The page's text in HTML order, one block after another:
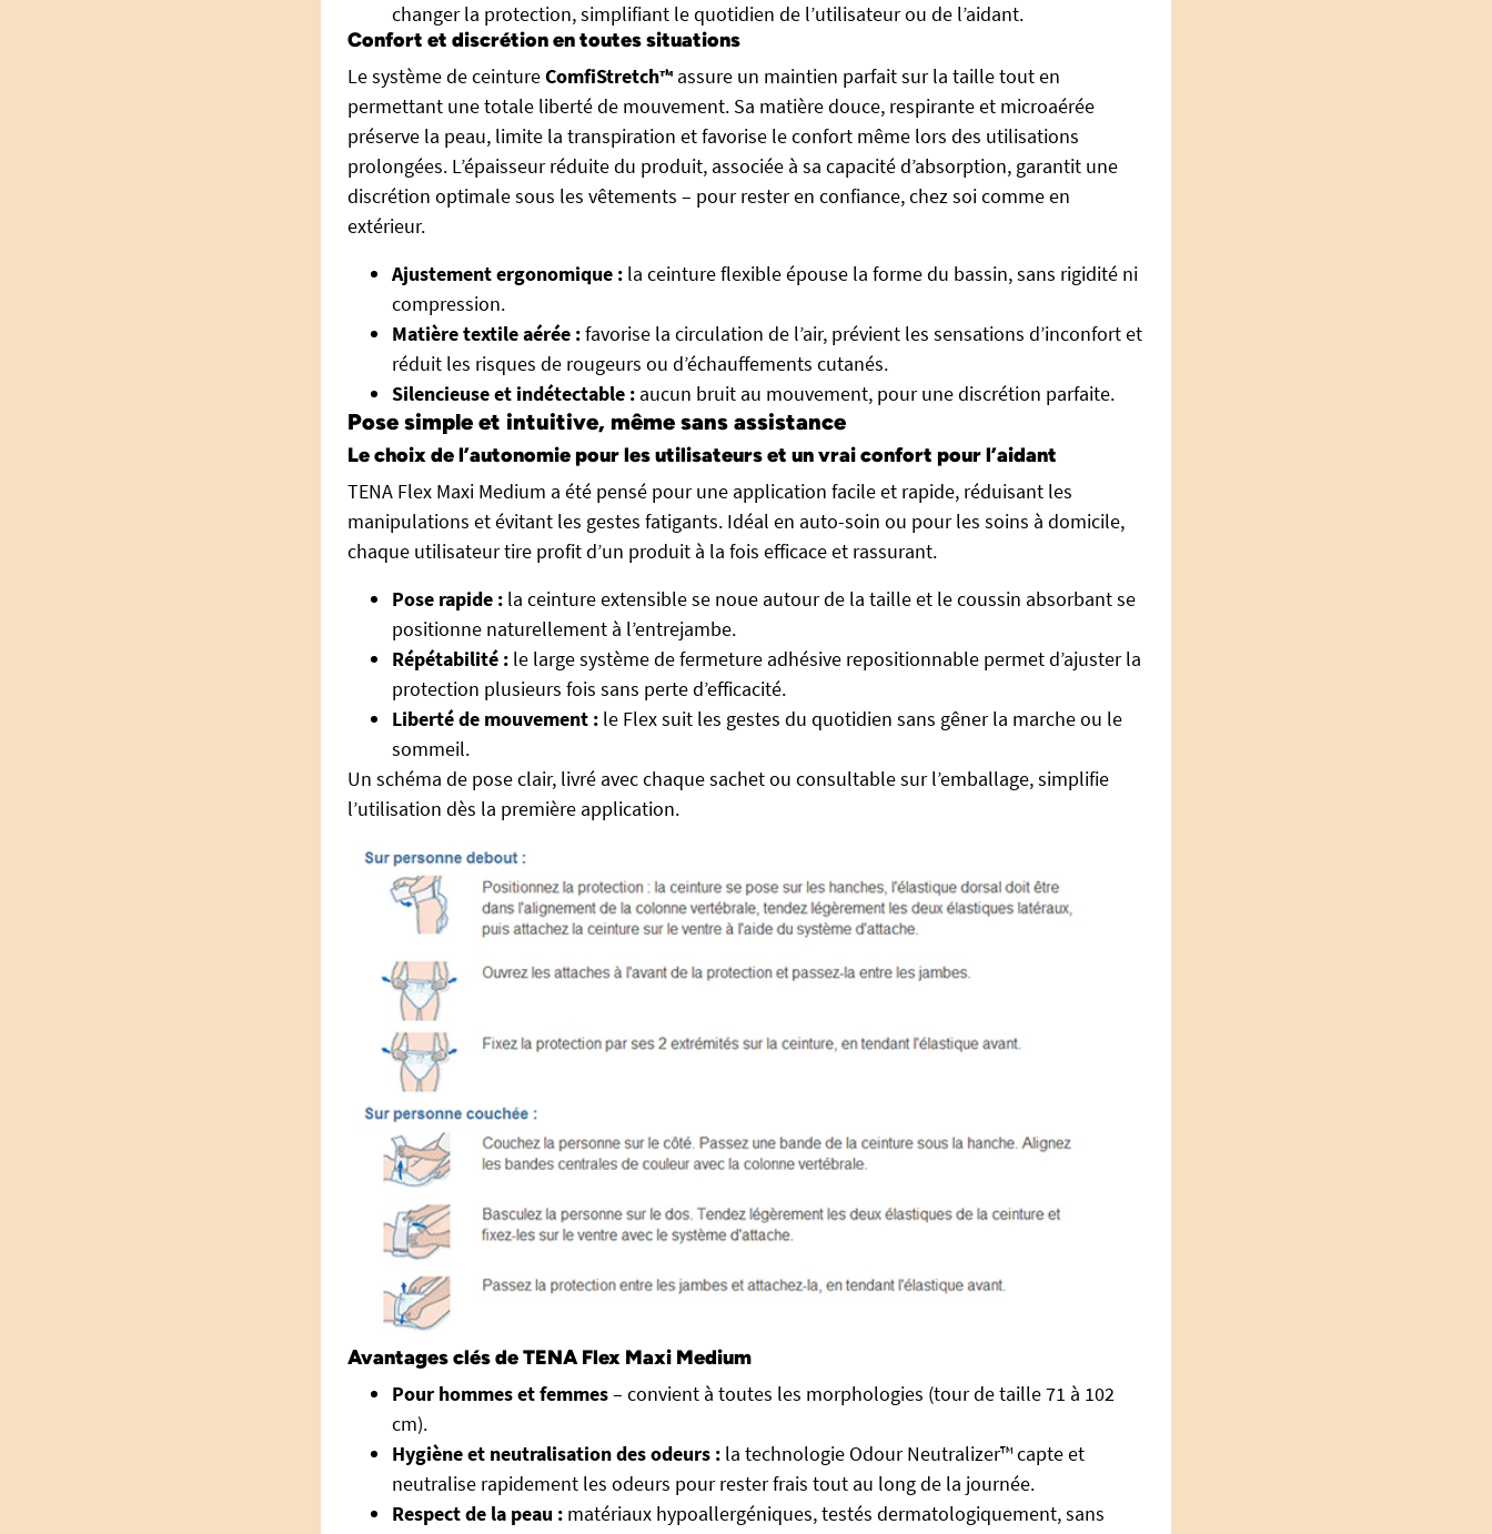
changer la protection, simplifiant le quotidien de l’utilisateur ou de l’aidant.
Confort et discrétion en toutes situations
Le système de ceintureComfiStretch™ assure un maintien parfait sur la taille tout en
permettant une totale liberté de mouvement. Sa matière douce, respirante et microaérée
préserve la peau, limite la transpiration et favorise le confort même lors des utilisations
prolongées. L’épaisseur réduite du produit, associée à sa capacité d’absorption, garantit une
discrétion optimale sous les vêtements – pour rester en confiance, chez soi comme en
extérieur.
Ajustement ergonomique : la ceinture flexible épouse la forme du bassin, sans rigidité ni
compression.
Matière textile aérée :favorise la circulation de l’air, prévient les sensations d’inconfort et
réduit les risques de rougeurs ou d’échauffements cutanés.
Silencieuse et indétectable : aucun bruit au mouvement, pour une discrétion parfaite.
Pose simple et intuitive, même sans assistance
Le choix de l’autonomie pour les utilisateurs et un vrai confort pour l’aidant
TENA Flex Maxi Medium a été pensé pour une application facile et rapide, réduisant les
manipulations et évitant les gestes fatigants. Idéal en auto-soin ou pour les soins à domicile,
chaque utilisateur tire profit d’un produit à la fois efficace et rassurant.
Pose rapide : la ceinture extensible se noue autour de la taille et le coussin absorbant se
positionne naturellement à l’entrejambe.
Répétabilité : le large système de fermeture adhésive repositionnable permet d’ajuster la
protection plusieurs fois sans perte d’efficacité.
Liberté de mouvement : le Flex suit les gestes du quotidien sans gêner la marche ou le
sommeil.
Un schéma de pose clair, livré avec chaque sachet ou consultable sur l’emballage, simplifie
l’utilisation dès la première application.
Avantages clés de TENA Flex Maxi Medium
Pour hommes et femmes– convient à toutes les morphologies (tour de taille 71 à 102
cm).
Hygiène et neutralisation des odeurs : la technologie Odour Neutralizer™ capte et
neutralise rapidement les odeurs pour rester frais tout au long de la journée.
Respect de la peau : matériaux hypoallergéniques, testés dermatologiquement, sans